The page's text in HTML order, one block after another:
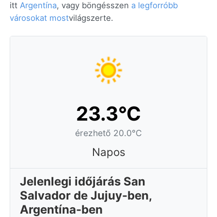
itt Argentína, vagy böngésszen a legforróbb
városokat mostvilágszerte.
23.3°C
érezhető 20.0°C
Napos
Jelenlegi időjárás San
Salvador de Jujuy-ben,
Argentína-ben